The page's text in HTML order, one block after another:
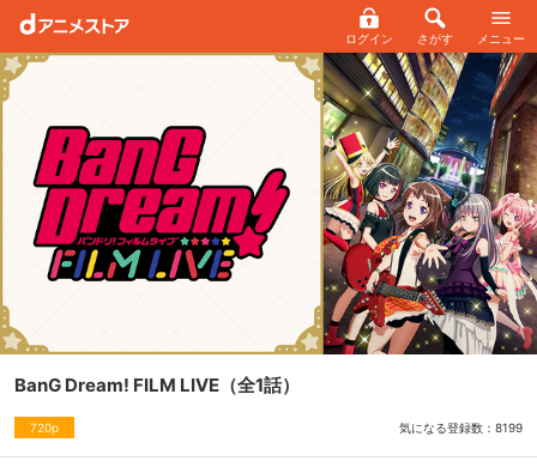
ログイン さがす メニュー
BanG Dream! FILM LIVE （全1話）
720p 気になる登録数： 8199